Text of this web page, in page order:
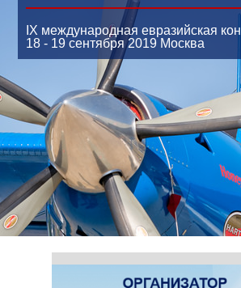
IX международная евразийская
18 - 19 сентября 2019 Москва